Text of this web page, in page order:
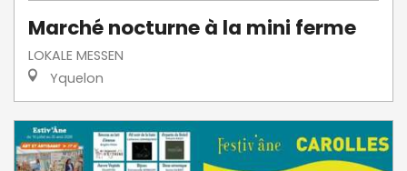
Marché nocturne à la mini ferme
LOKALE MESSEN
Yquelon